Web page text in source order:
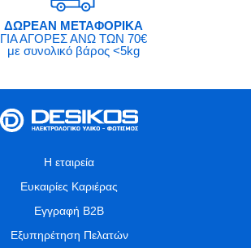
ΔΩΡΕΑΝ ΜΕΤΑΦΟΡΙΚΑ
ΓΙΑ ΑΓΟΡΕΣ ΑΝΩ ΤΩΝ 70€
με συνολικό βάρος <5kg
Η εταιρεία
Ευκαιρίες Καριέρας
Εγγραφή B2B
Εξυπηρέτηση Πελατών